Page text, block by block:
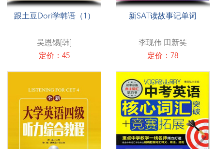
跟土豆Dori学韩语（1）
吴恩锡[韩]
定价：45
新SAT读故事记单词
李现伟 田新笑
定价：78